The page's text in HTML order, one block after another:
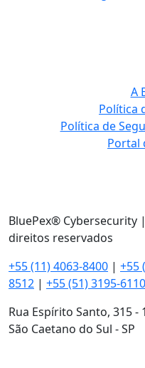
A
Política
Política de
Portal
BluePex® Cybersecurity
direitos reservados
+55 (11) 4063-8400 | +55
8512 | +55 (51) 3195-6110
Rua Espírito Santo, 315
São Caetano do Sul - SP